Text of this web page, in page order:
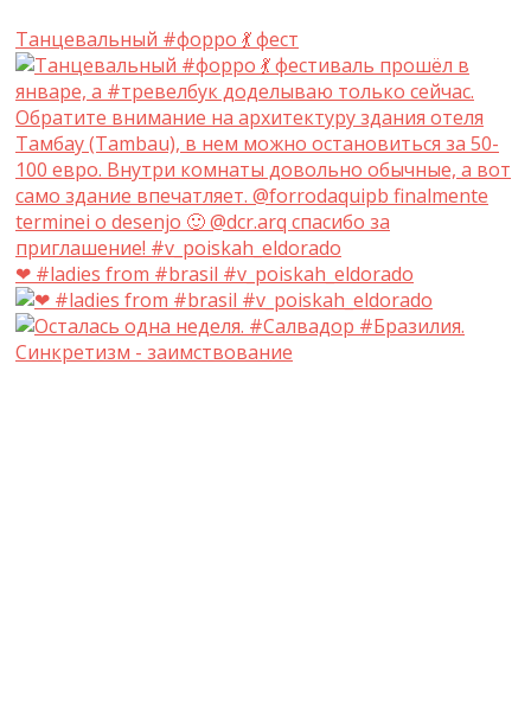
Танцевальный #форро 💃 фест
❤ #ladies from #brasil #v_poiskah_eldorado
Синкретизм - заимствование